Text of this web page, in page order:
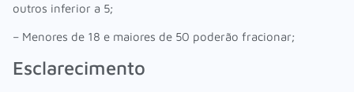
outros inferior a 5;
– Menores de 18 e maiores de 50 poderão fracionar;
Esclarecimento